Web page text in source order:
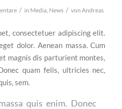
/ in Media, News / von Andreas
consectetuer adipiscing elit.
dolor. Aenean massa. Cum
magnis dis parturient montes,
quam felis, ultricies nec,
sem.
quis enim. Donec